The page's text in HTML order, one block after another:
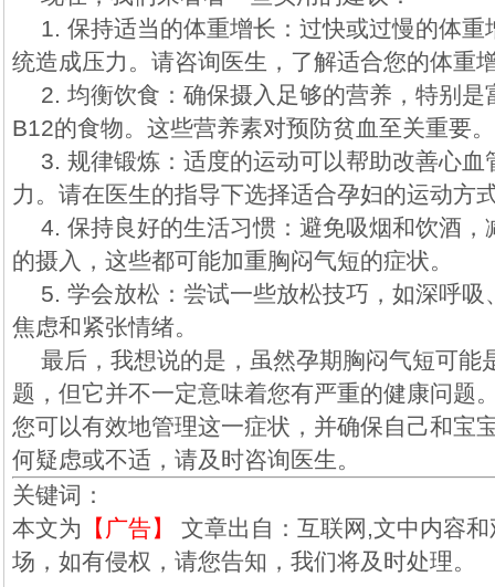
1. 保持适当的体重增长：过快或过慢的体重
统造成压力。请咨询医生，了解适合您的体重
2. 均衡饮食：确保摄入足够的营养，特别是
B12的食物。这些营养素对预防贫血至关重要。
3. 规律锻炼：适度的运动可以帮助改善心血
力。请在医生的指导下选择适合孕妇的运动方
4. 保持良好的生活习惯：避免吸烟和饮酒，
的摄入，这些都可能加重胸闷气短的症状。
5. 学会放松：尝试一些放松技巧，如深呼吸
焦虑和紧张情绪。
最后，我想说的是，虽然孕期胸闷气短可能
题，但它并不一定意味着您有严重的健康问题
您可以有效地管理这一症状，并确保自己和宝
何疑虑或不适，请及时咨询医生。
关键词：
本文为 【广告】
文章出自：互联网,文中内容
场，如有侵权，请您告知，我们将及时处理。